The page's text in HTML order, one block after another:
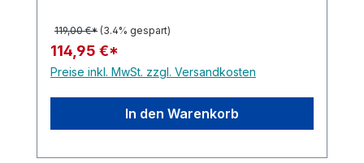
119,00 €* (3.4% gespart)
114,95 €*
Preise inkl. MwSt. zzgl. Versandkosten
In den Warenkorb